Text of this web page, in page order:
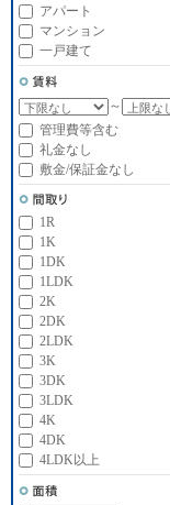
アパート
マンション
一戸建て
～
管理費等含む
礼金なし
敷金/保証金なし
1R
1K
1DK
1LDK
2K
2DK
2LDK
3K
3DK
3LDK
4K
4DK
4LDK以上